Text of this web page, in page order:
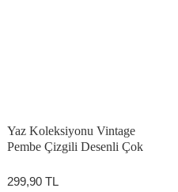
Yaz Koleksiyonu Vintage
Pembe Çizgili Desenli Çok
Kumaş
299,90 TL